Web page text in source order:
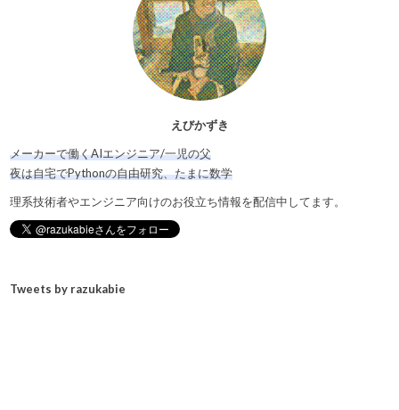
えびかずき
メーカーで働くAIエンジニア/一児の父
夜は自宅でPythonの自由研究、たまに数学
理系技術者やエンジニア向けのお役立ち情報を配信中してます。
Tweets by razukabie